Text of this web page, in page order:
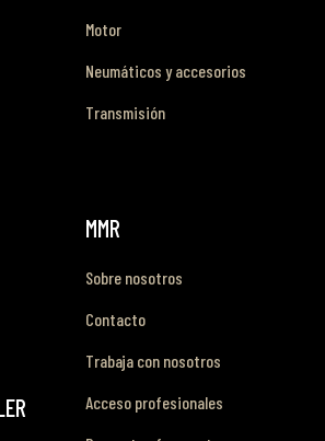
Motor
Neumáticos y accesorios
Transmisión
MMR
Sobre nosotros
Contacto
Trabaja con nosotros
Acceso profesionales